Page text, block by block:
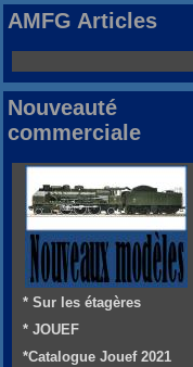
AMFG Articles
Nouveauté
commerciale
* Sur les étagères
* JOUEF
*Catalogue Jouef 2021